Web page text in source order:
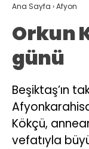
Ana Sayfa ›Afyon
Orkun
günü
Beşiktaş’ın
Kökçü,
vefatıyla